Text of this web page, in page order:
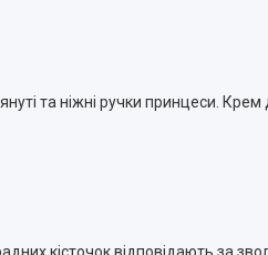
та ніжні ручки принцеси.